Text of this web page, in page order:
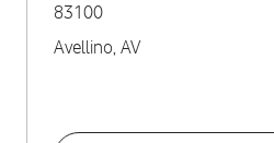
83100
Avellino, AV